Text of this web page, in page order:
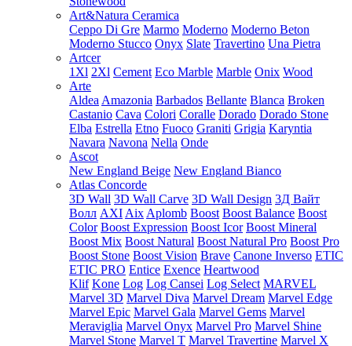
Art&Natura Ceramica
Ceppo Di Gre Marmo Moderno Moderno Beton
Moderno Stucco Onyx Slate Travertino Una Pietra
Artcer
1Xl 2Xl Cement Eco Marble Marble Onix Wood
Arte
Aldea Amazonia Barbados Bellante Blanca Broken
Castanio Cava Colori Coralle Dorado Dorado Stone
Elba Estrella Etno Fuoco Graniti Grigia Karyntia
Navara Navona Nella Onde
Ascot
New England Beige New England Bianco
Atlas Concorde
3D Wall 3D Wall Carve 3D Wall Design 3Д Вайт
Волл AXI Aix Aplomb Boost Boost Balance Boost
Color Boost Expression Boost Icor Boost Mineral
Boost Mix Boost Natural Boost Natural Pro Boost Pro
Boost Stone Boost Vision Brave Canone Inverso ETIC
ETIC PRO Entice Exence Heartwood
Klif Kone Log Log Cansei Log Select MARVEL
Marvel 3D Marvel Diva Marvel Dream Marvel Edge
Marvel Epic Marvel Gala Marvel Gems Marvel
Meraviglia Marvel Onyx Marvel Pro Marvel Shine
Marvel Stone Marvel T Marvel Travertine Marvel X